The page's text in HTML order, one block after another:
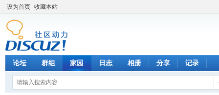
设为首页 收藏本站
论坛 群组 家园 日志 相册 分享 记录